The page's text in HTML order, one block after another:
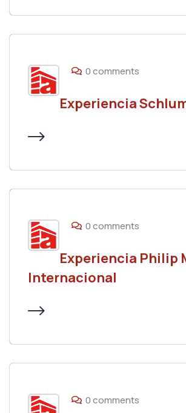
0 comments
Experiencia
0 comments
Experiencia Philip
Internacional
0 comments